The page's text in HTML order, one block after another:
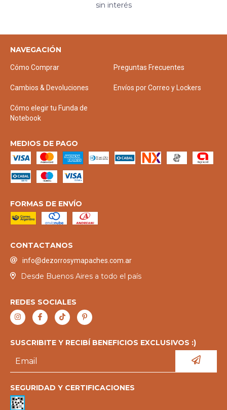
sin interés
NAVEGACIÓN
Cómo Comprar Preguntas Frecuentes
Cambios & Devoluciones Envíos por Correo y Lockers
Cómo elegir tu Funda de
Notebook
MEDIOS DE PAGO
FORMAS DE ENVÍO
CONTACTANOS
info@dezorrosymapaches.com.ar
Desde Buenos Aires a todo el país
REDES SOCIALES
SUSCRIBITE Y RECIBÍ BENEFICIOS EXCLUSIVOS :)
SEGURIDAD Y CERTIFICACIONES